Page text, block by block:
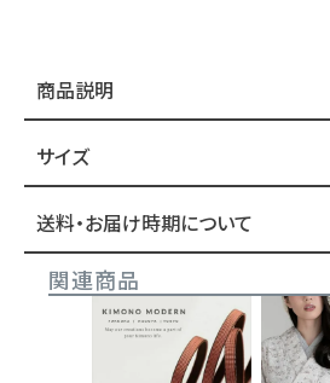
商品説明
サイズ
送料・お届け時期について
関連商品